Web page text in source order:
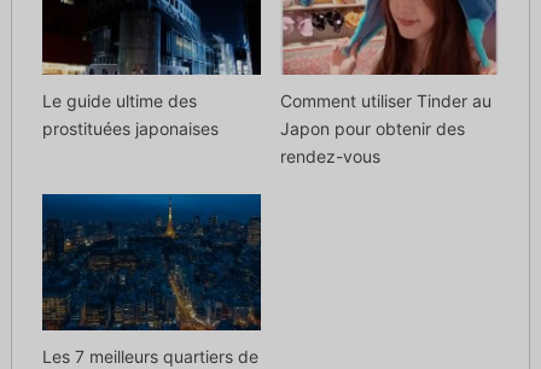
Le guide ultime des
prostituées japonaises
Comment utiliser Tinder au
Japon pour obtenir des
rendez-vous
Les 7 meilleurs quartiers de